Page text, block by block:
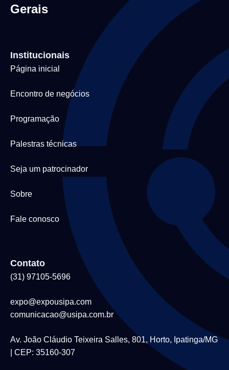
Gerais
Institucionais
Página inicial
Encontro de negócios
Programação
Palestras técnicas
Seja um patrocinador
Sobre
Fale conosco
Contato
(31) 97105-5696
expo@expousipa.com
comunicacao@usipa.com.br
Av. João Cláudio Teixeira Salles, 801, Horto, Ipatinga/MG
| CEP: 35160-307